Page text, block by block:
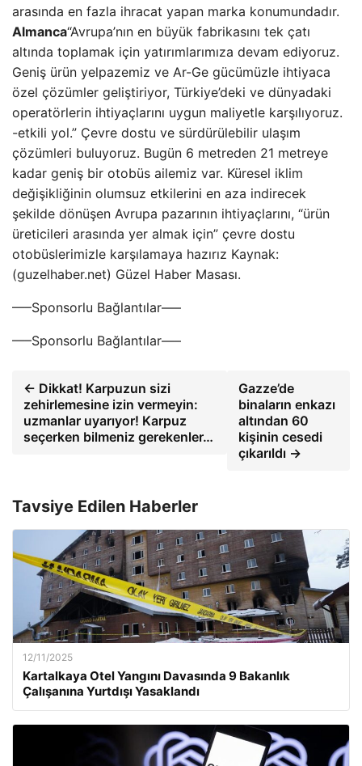
arasında en fazla ihracat yapan marka konumundadır.
Almanca“Avrupa’nın en büyük fabrikasını tek çatı
altında toplamak için yatırımlarımıza devam ediyoruz.
Geniş ürün yelpazemiz ve Ar-Ge gücümüzle ihtiyaca
özel çözümler geliştiriyor, Türkiye’deki ve dünyadaki
operatörlerin ihtiyaçlarını uygun maliyetle karşılıyoruz.
-etkili yol.” Çevre dostu ve sürdürülebilir ulaşım
çözümleri buluyoruz. Bugün 6 metreden 21 metreye
kadar geniş bir otobüs ailemiz var. Küresel iklim
değişikliğinin olumsuz etkilerini en aza indirecek
şekilde dönüşen Avrupa pazarının ihtiyaçlarını, “ürün
üreticileri arasında yer almak için” çevre dostu
otobüslerimizle karşılamaya hazırız Kaynak:
(guzelhaber.net) Güzel Haber Masası.
—–Sponsorlu Bağlantılar—–
—–Sponsorlu Bağlantılar—–
← Dikkat! Karpuzun sizi
zehirlemesine izin vermeyin:
uzmanlar uyarıyor! Karpuz
seçerken bilmeniz gerekenler…
Gazze’de
binaların enkazı
altından 60
kişinin cesedi
çıkarıldı →
Tavsiye Edilen Haberler
12/11/2025
Kartalkaya Otel Yangını Davasında 9 Bakanlık
Çalışanına Yurtdışı Yasaklandı